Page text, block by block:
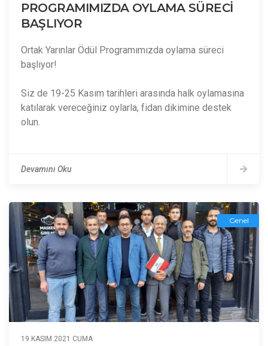
PROGRAMIMIZDA OYLAMA SÜRECİ
BAŞLIYOR
Ortak Yarınlar Ödül Programımızda oylama süreci
başlıyor!
Siz de 19-25 Kasım tarihleri arasında halk oylamasına
katılarak vereceğiniz oylarla, fidan dikimine destek
olun.
Devamını Oku
Genel
19 KASIM 2021 CUMA